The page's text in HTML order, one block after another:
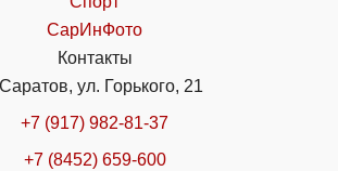
СарИнФото
Контакты
Саратов, ул. Горького, 21
+7 (917) 982-81-37
+7 (8452) 659-600